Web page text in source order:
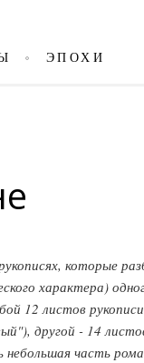
ЭПОХИ
которые
характера)
12 листов
другой - 14
часть